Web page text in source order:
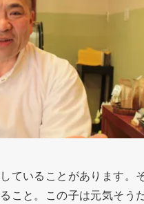
ていることがあります。
こと。この子は元気そう